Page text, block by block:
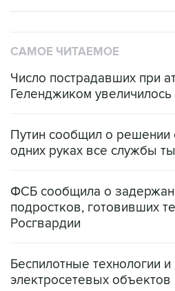
САМОЕ ЧИТАЕМОЕ
Число пострадавших при
Геленджиком
Путин сообщил о решении
одних руках все службы
ФСБ сообщила о
подростков, готовивших
Росгвардии
Беспилотные технологии
электросетевых